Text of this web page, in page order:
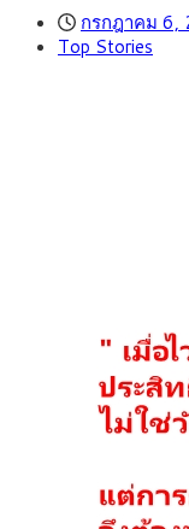
กรกฎาคม 6,
Top Stories